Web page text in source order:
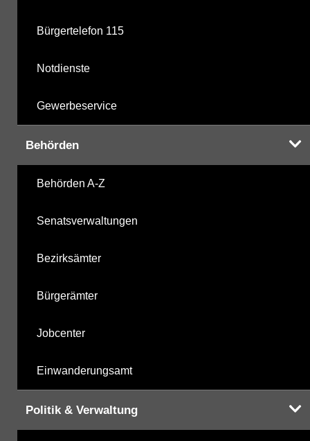
Bürgertelefon 115
Notdienste
Gewerbeservice
Behörden
Behörden A-Z
Senatsverwaltungen
Bezirksämter
Bürgerämter
Jobcenter
Einwanderungsamt
Politik & Verwaltung